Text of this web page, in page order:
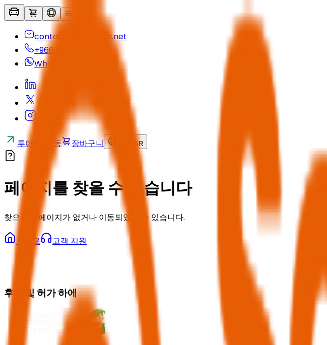
contactus@seyaha.net
+966 920 032 547
Whatsapp
투어 및 활동 장바구니 SAR
페이지를 찾을 수 없습니다
찾으시는 페이지가 없거나 이동되었을 수 있습니다.
홈으로 고객 지원
후원 및 허가 하에